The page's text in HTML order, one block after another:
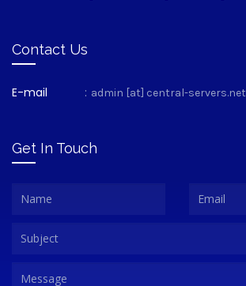
Contact Us
E-mail : admin [at] central-servers.net
Get In Touch